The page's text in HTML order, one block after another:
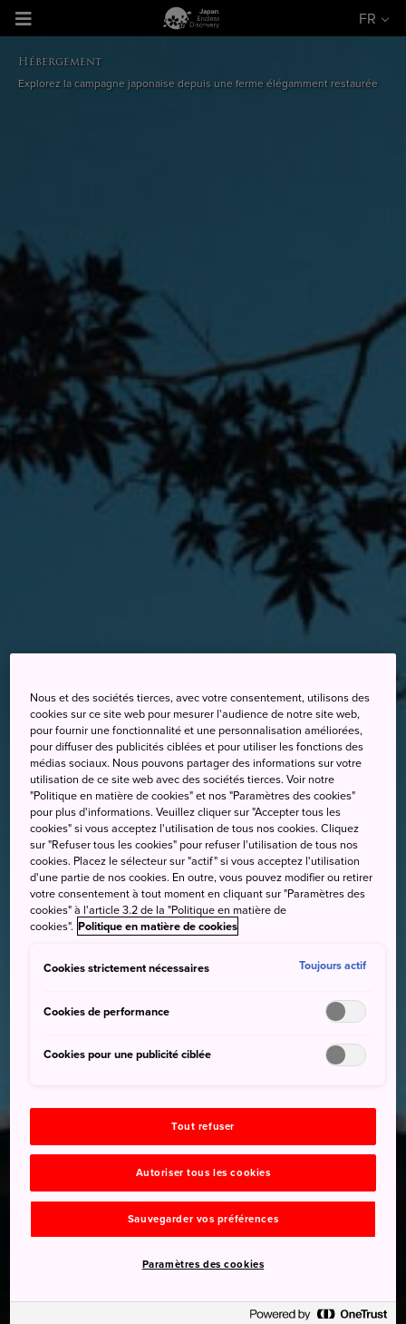
FR
Hébergement
Explorez la campagne japonaise depuis une ferme élégamment restaurée
Nous et des sociétés tierces, avec votre consentement, utilisons des
cookies sur ce site web pour mesurer l'audience de notre site web,
pour fournir une fonctionnalité et une personnalisation améliorées,
pour diffuser des publicités ciblées et pour utiliser les fonctions des
médias sociaux. Nous pouvons partager des informations sur votre
utilisation de ce site web avec des sociétés tierces. Voir notre
"Politique en matière de cookies" et nos "Paramètres des cookies"
pour plus d'informations. Veuillez cliquer sur "Accepter tous les
cookies" si vous acceptez l'utilisation de tous nos cookies. Cliquez
sur "Refuser tous les cookies" pour refuser l'utilisation de tous nos
cookies. Placez le sélecteur sur "actif" si vous acceptez l'utilisation
d'une partie de nos cookies. En outre, vous pouvez modifier ou retirer
votre consentement à tout moment en cliquant sur "Paramètres des
cookies" à l'article 3.2 de la "Politique en matière de
cookies". Politique en matière de cookies
Cookies strictement nécessaires Toujours actif
Cookies de performance
Cookies pour une publicité ciblée
Tout refuser
Autoriser tous les cookies
Sauvegarder vos préférences
Paramètres des cookies